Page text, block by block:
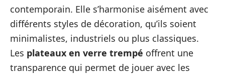
contemporain. Elle s’harmonise aisément avec
différents styles de décoration, qu’ils soient
minimalistes, industriels ou plus classiques.
Les plateaux en verre trempé offrent une
transparence qui permet de jouer avec les